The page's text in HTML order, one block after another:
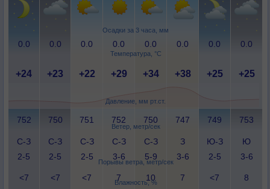
Осадки за 3 часа, мм
Температура, °C
Давление, мм рт.ст.
Ветер, метр/сек
Порывы ветра, метр/сек
Влажность, %
0.0 0.0 0.0 0.0 0.0 0.0 0.0 0.0
+24 +23 +22 +29 +34 +38 +25 +25
752 750 751 752 750 747 749 753
С-З
2-5
С-З
2-5
С-З
2-5
С-З
3-6
С-З
5-9
З
3-6
Ю-З
2-5
Ю
3-6
<7 <7 <7 7 10 7 <7 8